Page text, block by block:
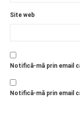
Site web
Notifică-mă prin email
Notifică-mă prin email